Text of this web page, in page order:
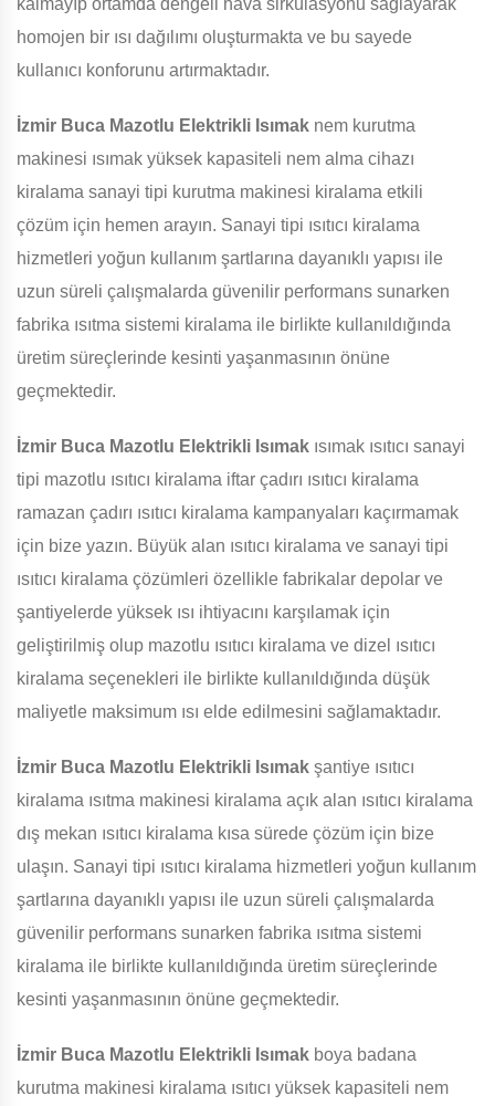
kalmayıp ortamda dengeli hava sirkülasyonu sağlayarak
homojen bir ısı dağılımı oluşturmakta ve bu sayede
kullanıcı konforunu artırmaktadır.
İzmir Buca Mazotlu Elektrikli Isımak nem kurutma
makinesi ısımak yüksek kapasiteli nem alma cihazı
kiralama sanayi tipi kurutma makinesi kiralama etkili
çözüm için hemen arayın. Sanayi tipi ısıtıcı kiralama
hizmetleri yoğun kullanım şartlarına dayanıklı yapısı ile
uzun süreli çalışmalarda güvenilir performans sunarken
fabrika ısıtma sistemi kiralama ile birlikte kullanıldığında
üretim süreçlerinde kesinti yaşanmasının önüne
geçmektedir.
İzmir Buca Mazotlu Elektrikli Isımak ısımak ısıtıcı sanayi
tipi mazotlu ısıtıcı kiralama iftar çadırı ısıtıcı kiralama
ramazan çadırı ısıtıcı kiralama kampanyaları kaçırmamak
için bize yazın. Büyük alan ısıtıcı kiralama ve sanayi tipi
ısıtıcı kiralama çözümleri özellikle fabrikalar depolar ve
şantiyelerde yüksek ısı ihtiyacını karşılamak için
geliştirilmiş olup mazotlu ısıtıcı kiralama ve dizel ısıtıcı
kiralama seçenekleri ile birlikte kullanıldığında düşük
maliyetle maksimum ısı elde edilmesini sağlamaktadır.
İzmir Buca Mazotlu Elektrikli Isımak şantiye ısıtıcı
kiralama ısıtma makinesi kiralama açık alan ısıtıcı kiralama
dış mekan ısıtıcı kiralama kısa sürede çözüm için bize
ulaşın. Sanayi tipi ısıtıcı kiralama hizmetleri yoğun kullanım
şartlarına dayanıklı yapısı ile uzun süreli çalışmalarda
güvenilir performans sunarken fabrika ısıtma sistemi
kiralama ile birlikte kullanıldığında üretim süreçlerinde
kesinti yaşanmasının önüne geçmektedir.
İzmir Buca Mazotlu Elektrikli Isımak boya badana
kurutma makinesi kiralama ısıtıcı yüksek kapasiteli nem